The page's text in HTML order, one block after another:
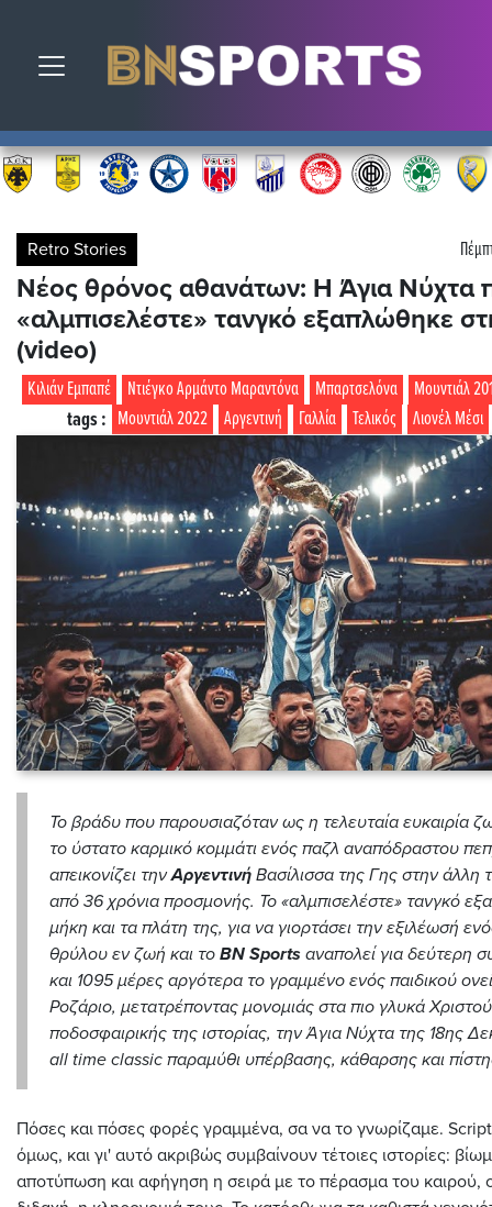
Toggle navigation
Retro Stories
Νέος θρόνος αθανάτων: Η Άγια Νύχτα
«αλμπισελέστε» τανγκό εξαπλώθηκε
(video)
Μουντιάλ
Μπαρτσελόνα
Ντιέγκο Αρμάντο Μαραντόνα
Κιλιάν Εμπαπέ
Λιονέλ Μέσι
Τελικός
Γαλλία
Αργεντινή
Μουντιάλ 2022
tags :
Το βράδυ που παρουσιαζόταν ως η τελευταία ευκαιρία
το ύστατο καρμικό κομμάτι ενός παζλ αναπόδραστου
απεικονίζει την Αργεντινή Βασίλισσα της Γης στην άλλη
από 36 χρόνια προσμονής. Το «αλμπισελέστε» τανγκό
μήκη και τα πλάτη της, για να γιορτάσει την εξιλέωσή
θρύλου εν ζωή και το BN Sports αναπολεί για δεύτερη
και 1095 μέρες αργότερα το γραμμένο ενός παιδικού
Ροζάριο, μετατρέποντας μονομιάς στα πιο γλυκά
ποδοσφαιρικής της ιστορίας, την Άγια Νύχτα της 18ης
all time classic παραμύθι υπέρβασης, κάθαρσης και
Πόσες και πόσες φορές γραμμένα, σα να το γνωρίζαμε.
όμως, και γι' αυτό ακριβώς συμβαίνουν τέτοιες ιστορίες:
αποτύπωση και αφήγηση η σειρά με το πέρασμα του καιρού,